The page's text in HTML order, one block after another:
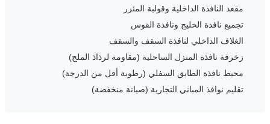
مقعد النافذة الداخلية وقولبة المئزر
تجميع نافذة الخليج ونافذة القوس
الغلاف الداخلي لنافذة السقف والسقف
زخرفة نافذة المنزل الساحلية (مقاومة لرذاذ الملح)
محيط نافذة الطابق السفلي (رطوبة أقل من الدرجة)
تقليم نوافذ المباني التجارية (صيانة منخفضة)